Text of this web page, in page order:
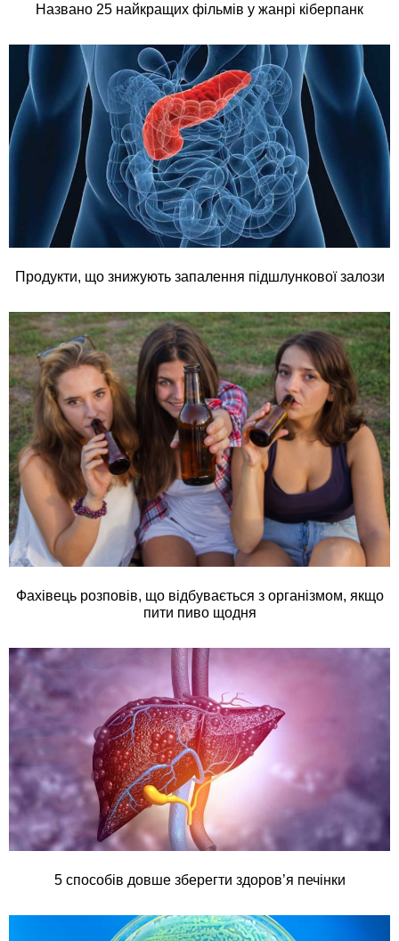
Названо 25 найкращих фільмів у жанрі кіберпанк
Продукти, що знижують запалення підшлункової залози
Фахівець розповів, що відбувається з організмом, якщо
пити пиво щодня
5 способів довше зберегти здоров’я печінки